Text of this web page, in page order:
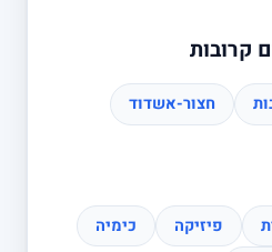
קרובות
חצור-אשדוד
פיזיקה
כימיה